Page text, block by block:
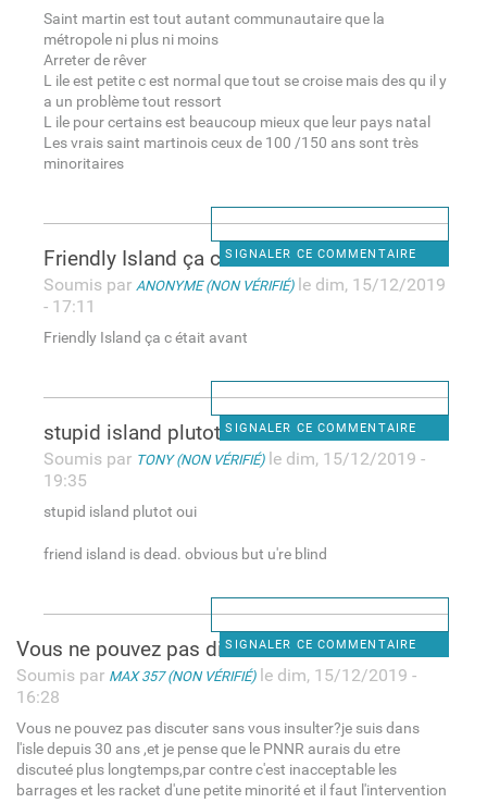
Saint martin est tout autant communautaire que la
métropole ni plus ni moins
Arreter de rêver
L ile est petite c est normal que tout se croise mais des qu il y
a un problème tout ressort
L ile pour certains est beaucoup mieux que leur pays natal
Les vrais saint martinois ceux de 100 /150 ans sont très
minoritaires
SIGNALER CE COMMENTAIRE
Friendly Island ça c était
Soumis par ANONYME (NON VÉRIFIÉ)le dim, 15/12/2019
- 17:11
Friendly Island ça c était avant
SIGNALER CE COMMENTAIRE
stupid island plutot oui
Soumis par TONY (NON VÉRIFIÉ)le dim, 15/12/2019 -
19:35
stupid island plutot oui
friend island is dead. obvious but u're blind
SIGNALER CE COMMENTAIRE
Vous ne pouvez pas discuter
Soumis par MAX 357 (NON VÉRIFIÉ)le dim, 15/12/2019 -
16:28
Vous ne pouvez pas discuter sans vous insulter?je suis dans
l'isle depuis 30 ans ,et je pense que le PNNR aurais du etre
discuteé plus longtemps,par contre c'est inacceptable les
barrages et les racket d'une petite minorité et il faut l'intervention